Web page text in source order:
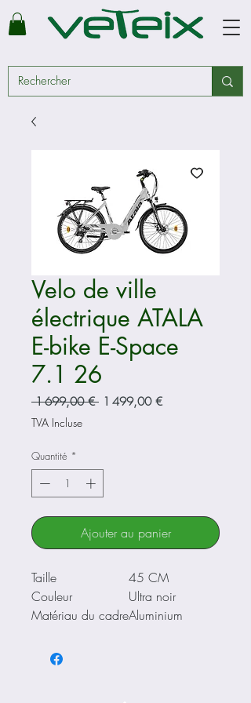
Velo de ville
électrique ATALA
E-bike E-Space
7.1 26
1 699,00 € Prix
1 499,00 €Prix
TVA Incluse
Quantité *
Ajouter au panier
Taille
45 CM
Couleur
Ultra noir
Matériau du cadreAluminium
Moteur : Ananda brushless 36 V